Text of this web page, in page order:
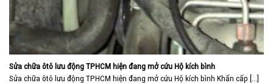
Sửa chữa ôtô lưu động TPHCM hiện đang mở cứu Hộ kích bình
Sửa chữa ôtô lưu động TPHCM hiện đang mở cứu Hộ kích bình Khẩn cấp [...]